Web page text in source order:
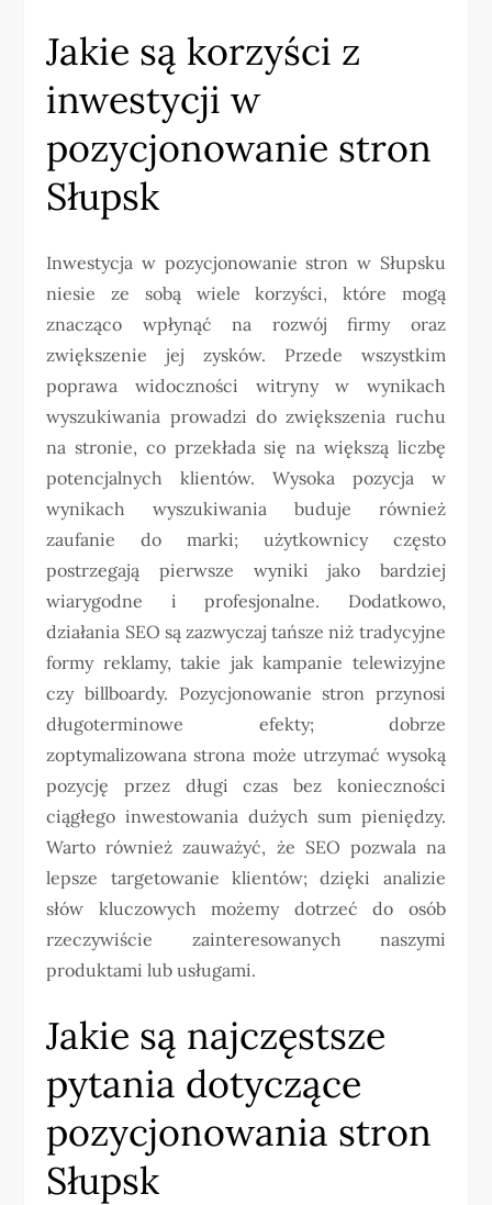
Jakie są korzyści z
inwestycji w
pozycjonowanie stron
Słupsk
Inwestycja w pozycjonowanie stron w Słupsku
niesie ze sobą wiele korzyści, które mogą
znacząco wpłynąć na rozwój firmy oraz
zwiększenie jej zysków. Przede wszystkim
poprawa widoczności witryny w wynikach
wyszukiwania prowadzi do zwiększenia ruchu
na stronie, co przekłada się na większą liczbę
potencjalnych klientów. Wysoka pozycja w
wynikach wyszukiwania buduje również
zaufanie do marki; użytkownicy często
postrzegają pierwsze wyniki jako bardziej
wiarygodne i profesjonalne. Dodatkowo,
działania SEO są zazwyczaj tańsze niż tradycyjne
formy reklamy, takie jak kampanie telewizyjne
czy billboardy. Pozycjonowanie stron przynosi
długoterminowe efekty; dobrze
zoptymalizowana strona może utrzymać wysoką
pozycję przez długi czas bez konieczności
ciągłego inwestowania dużych sum pieniędzy.
Warto również zauważyć, że SEO pozwala na
lepsze targetowanie klientów; dzięki analizie
słów kluczowych możemy dotrzeć do osób
rzeczywiście zainteresowanych naszymi
produktami lub usługami.
Jakie są najczęstsze
pytania dotyczące
pozycjonowania stron
Słupsk